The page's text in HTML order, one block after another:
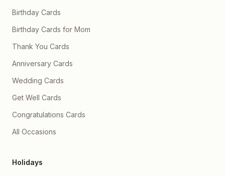
Birthday Cards
Birthday Cards for Mom
Thank You Cards
Anniversary Cards
Wedding Cards
Get Well Cards
Congratulations Cards
All Occasions
Holidays